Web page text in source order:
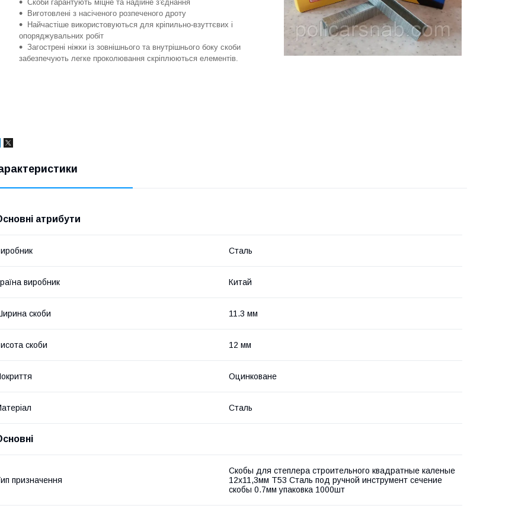
Скоби гарантують міцне та надійне з'єднання
Виготовлені з насіченого розпеченого дроту
Найчастіше використовуються для кріпильно-взуттєвих і
опоряджувальних робіт
Загострені ніжки із зовнішнього та внутрішнього боку скоби
забезпечують легке проколювання скріплюються елементів.
атрибути
Сталь
виробник Китай
скоби 11.3 мм
скоби 12 мм
Оцинковане
Сталь
призначення
Скобы для степлера строительного квадратные каленые
12х11,3мм Т53 Сталь под ручной инструмент сечение
скобы 0.7мм упаковка 1000шт